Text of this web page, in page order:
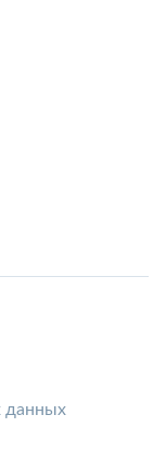
данных